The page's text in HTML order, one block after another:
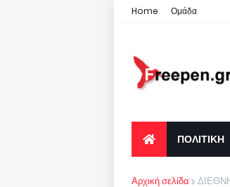
Home Ομάδα
ΠΟΛΙΤΙΚΗ
Αρχική σελίδα